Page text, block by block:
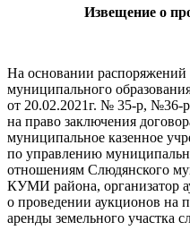
Извещение о
На основании
муниципального
от 20.02.2021г. № 35-р, №36-
на право заключения
муниципальное казенное
по управлению
отношениям Слюдянского
КУМИ района, организатор
о проведении аукционов на
аренды земельного участка